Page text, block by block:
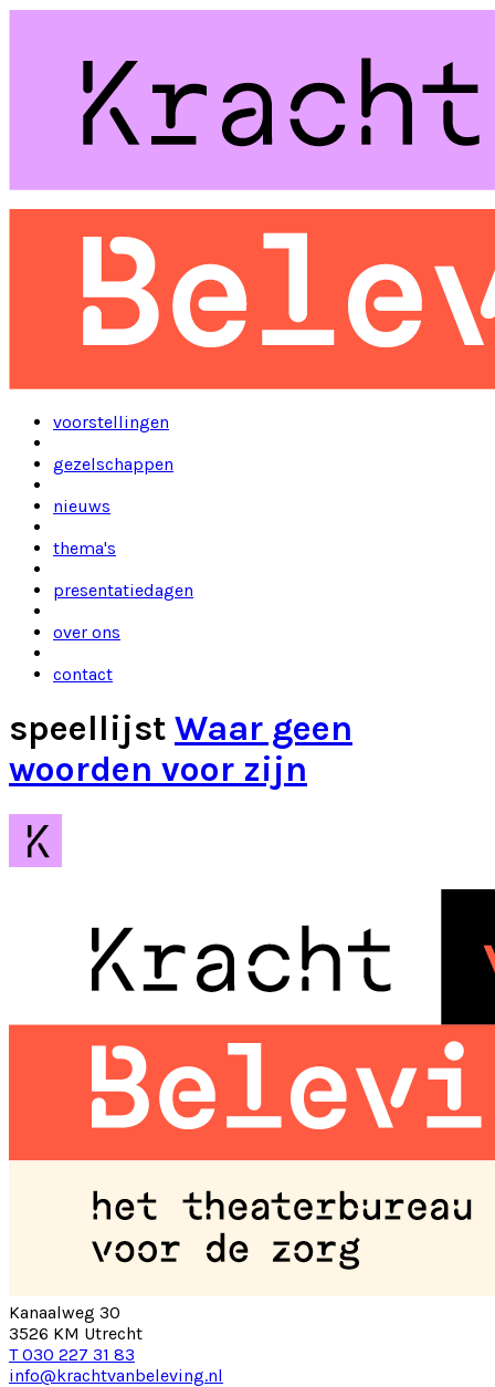
voorstellingen
gezelschappen
nieuws
thema's
presentatiedagen
over ons
contact
speellijst Waar geen
woorden voor zijn
Kanaalweg 30
3526 KM Utrecht
T 030 227 31 83
info@krachtvanbeleving.nl